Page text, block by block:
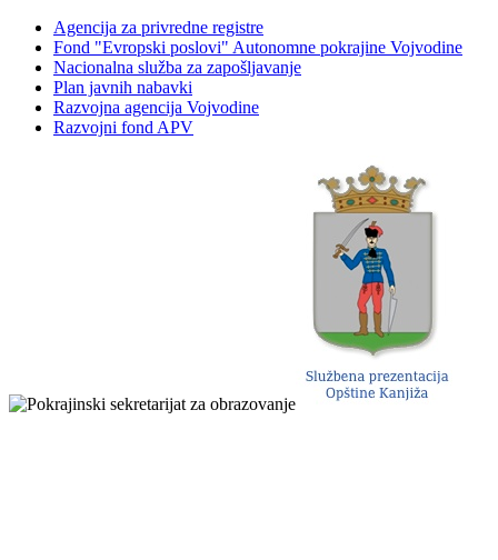
Agencija za privredne registre
Fond "Evropski poslovi" Autonomne pokrajine Vojvodine
Nacionalna služba za zapošljavanje
Plan javnih nabavki
Razvojna agencija Vojvodine
Razvojni fond APV